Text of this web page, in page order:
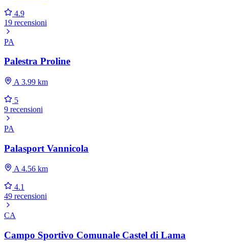
4.9
19 recensioni
PA
Palestra Proline
A 3.99 km
5
9 recensioni
PA
Palasport Vannicola
A 4.56 km
4.1
49 recensioni
CA
Campo Sportivo Comunale Castel di Lama